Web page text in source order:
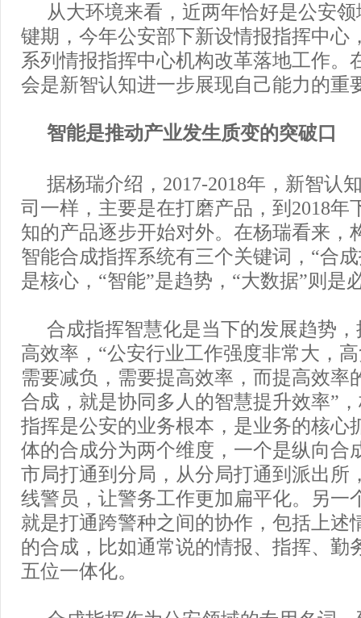
从大环境来看，近两年恰好是公安
键期，今年公安部下新设情报指挥中心
系列情报指挥中心机构改革落地工作。
会是新智认知进一步展现自己能力的重
智能是推动产业发生质变的突破口
据杨瑞介绍，2017-2018年，新智认
司一样，主要是在打磨产品，到2018年
知的产品逐步开始对外。在杨瑞看来，
智能合成指挥系统有三个关键词，“合
是核心，“智能”是趋势，“大数据”则是
合成指挥智慧化是当下的发展趋势
高效率，“公安行业工作强度非常大，
需要减负，需要提高效率，而提高效率
合成，就是协同多人的智慧提升效率”
指挥是公安的业务根本，是业务的核心
体的合成分为两个维度，一个是纵向合
市局打通到分局，从分局打通到派出所
线警员，让警务工作更加扁平化。另一
就是打通跨警种之间的协作，包括上述
的合成，比如通常说的情报、指挥、勤
五位一体化。